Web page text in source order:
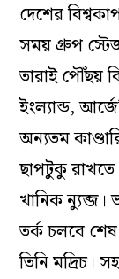
দেশের
সময় গ্রুপ
তারাই পৌঁছয়
ইংল্যান্ড,
অন্যতম
ছাপটুকু রাখতে
খানিক
তর্ক চলবে
তিনি মদ্রিচ।